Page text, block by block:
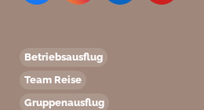
Betriebsausflug
Team Reise
Gruppenausflug